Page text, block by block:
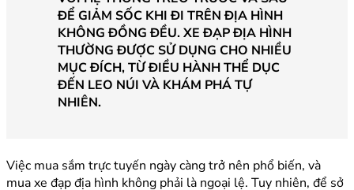
ĐỂ GIẢM SỐC KHI ĐI TRÊN ĐỊA HÌNH
KHÔNG ĐỒNG ĐỀU. XE ĐẠP ĐỊA HÌNH
THƯỜNG ĐƯỢC SỬ DỤNG CHO NHIỀU
MỤC ĐÍCH, TỪ ĐIỀU HÀNH THỂ DỤC
ĐẾN LEO NÚI VÀ KHÁM PHÁ TỰ
NHIÊN.
Việc mua sắm trực tuyến ngày càng trở nên phổ biến, và
mua xe đạp địa hình không phải là ngoại lệ. Tuy nhiên, để sở